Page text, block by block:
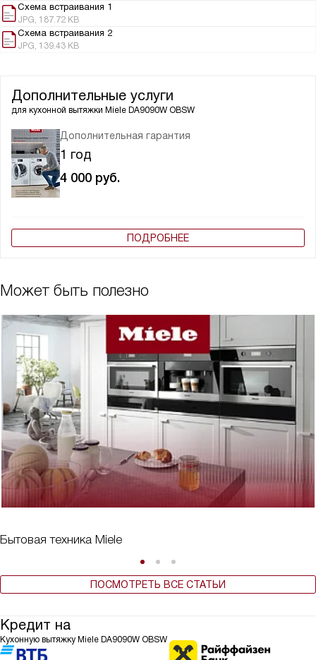
Схема встраивания 1
JPG, 187.72 KB
Схема встраивания 2
JPG, 139.43 KB
Дополнительные услуги
для кухонной вытяжки Miele DA9090W OBSW
Дополнительная гарантия
1 год
4 000 руб.
ПОДРОБНЕЕ
Может быть полезно
Бытовая техника Miele
ПОСМОТРЕТЬ ВСЕ СТАТЬИ
Кредит на
Кухонную вытяжку Miele DA9090W OBSW